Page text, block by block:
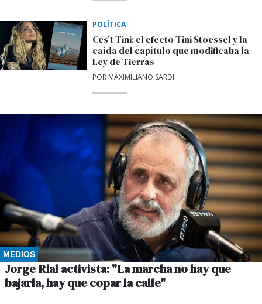
POLÍTICA
Ces't Tini: el efecto Tini Stoessel y la
caída del capítulo que modificaba la
Ley de Tierras
POR MAXIMILIANO SARDI
MEDIOS
Jorge Rial activista: "La marcha no hay que
bajarla, hay que copar la calle"